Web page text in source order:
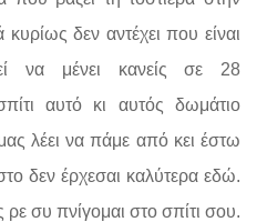
δεν αντέχει που είναι
να μένει κανείς σε 28
αυτό κι αυτός δωμάτιο
λέει να πάμε από κει έστω
δεν έρχεσαι καλύτερα εδώ.
ρε συ πνίγομαι στο σπίτι σου.